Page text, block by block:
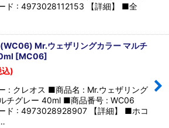
ド : 4973028112153 【詳細】 ■全
Mr.ウェザリングカラー マルチ
[MC06]
込)
: クレオス ■商品名 : Mr.ウェザリング
チグレー 40ml ■商品番号 : WC06
ド : 4973028928907 【詳細】 ■ホコ